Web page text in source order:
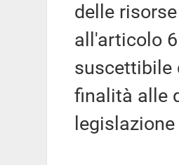
delle
all'articolo
suscettibile
finalità alle